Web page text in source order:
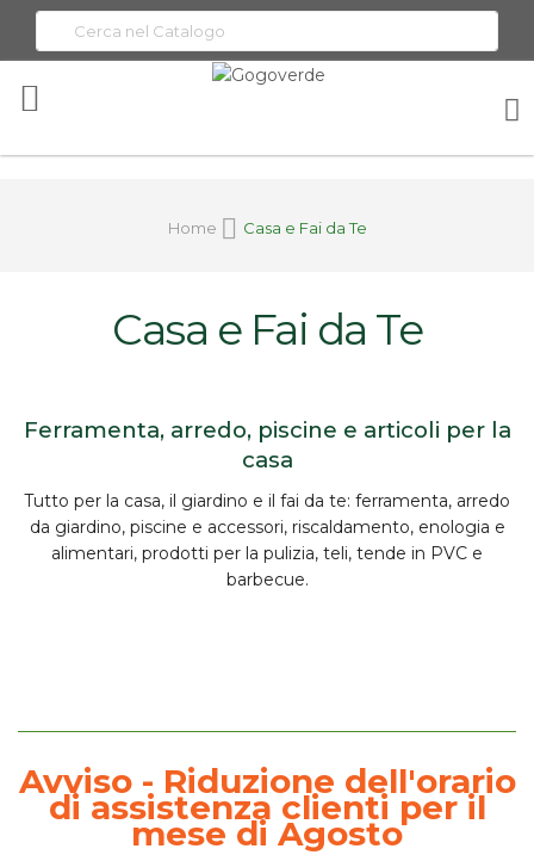
Home Casa e Fai da Te
Casa e Fai da Te
Ferramenta, arredo, piscine e articoli per la
casa
Tutto per la casa, il giardino e il fai da te: ferramenta, arredo
da giardino, piscine e accessori, riscaldamento, enologia e
alimentari, prodotti per la pulizia, teli, tende in PVC e
barbecue.
Avviso - Riduzione dell'orario
di assistenza clienti per il
mese di Agosto